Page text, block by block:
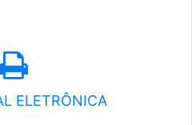
ELETRÔNICA